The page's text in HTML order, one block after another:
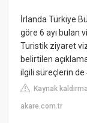
İrlanda Türkiye
göre 6 ayı bulan
Turistik ziyaret
belirtilen
ilgili süreçlerin de
Kaynak
akare.com.tr